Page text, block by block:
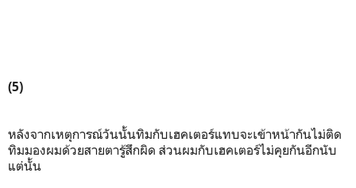
(5)
หลังจากเหตุการณ์วันนั้นทิมกับเฮคเตอร์แทบจะเข้าหน้ากันไม่ติด
ทิมมองผมด้วยสายตารู้สึกผิด ส่วนผมกับเฮคเตอร์ไม่คุยกันอีกนับ
แต่นั้น